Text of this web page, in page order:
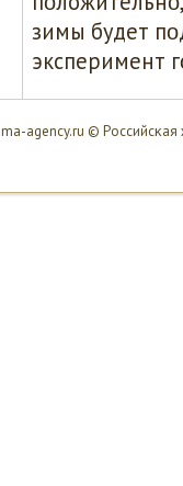
зимы будет
эксперимент
ma-agency.ru ©